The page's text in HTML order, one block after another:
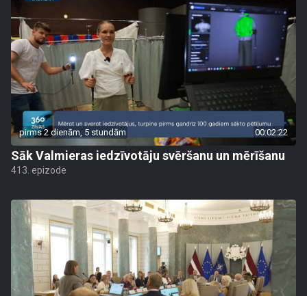
pirms 2 dienām, 5 stundām 00:02:22
Sāk Valmieras iedzīvotāju svēršanu un mērīšanu
413. epizode